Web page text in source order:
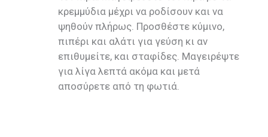
κρεμμύδια μέχρι να ροδίσουν και να
ψηθούν πλήρως. Προσθέστε κύμινο,
πιπέρι και αλάτι για γεύση κι αν
επιθυμείτε, και σταφίδες. Μαγειρέψτε
για λίγα λεπτά ακόμα και μετά
αποσύρετε από τη φωτιά.